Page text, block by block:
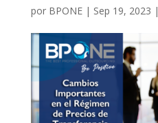
por BPONE| Sep 19, 2023 |